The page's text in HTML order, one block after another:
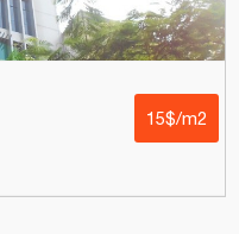
15$/m2